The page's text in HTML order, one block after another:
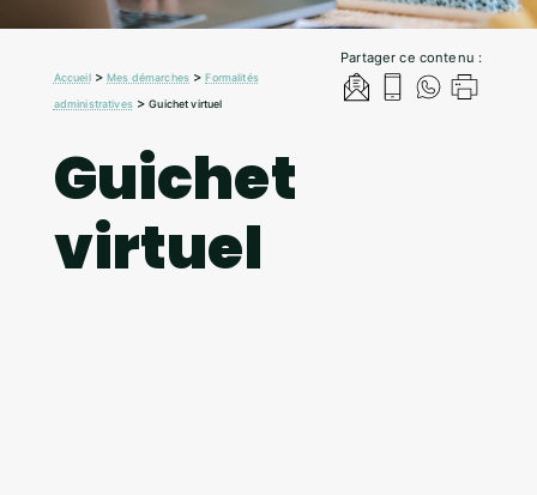
Partager ce contenu :
Accueil>Mes démarches >Formalités
administratives>Guichet virtuel
Guichet
virtuel